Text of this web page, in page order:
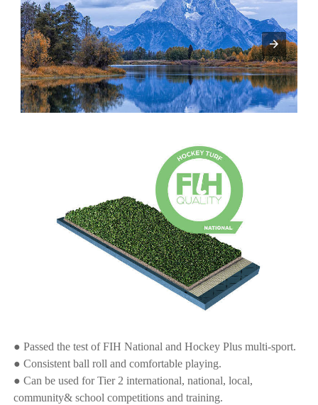
● Passed the test of FIH National and Hockey Plus multi-sport.
● Consistent ball roll and comfortable playing.
● Can be used for Tier 2 international, national, local,
community& school competitions and training.